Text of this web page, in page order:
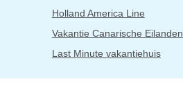
Holland America Line
Vakantie Canarische Eilanden
Last Minute vakantiehuis